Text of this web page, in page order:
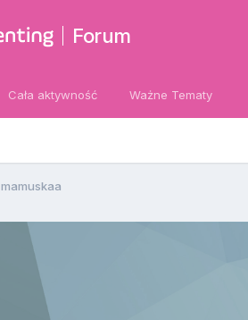
Forum
Cała aktywność Ważne Tematy
mamuskaa